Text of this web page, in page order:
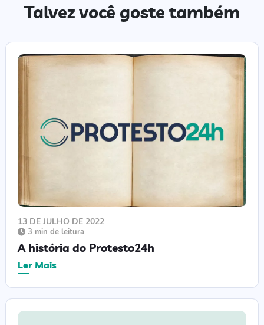
Talvez você goste também
13 DE JULHO DE 2022
3 min de leitura
A história do Protesto24h
Ler Mais